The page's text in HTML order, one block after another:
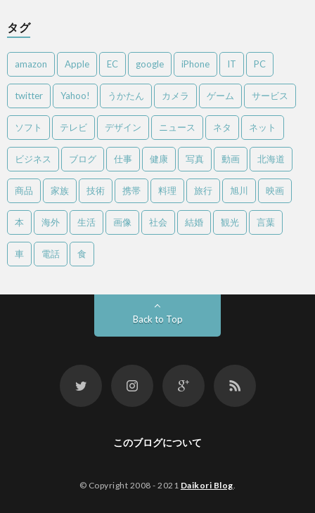
タグ
amazon Apple EC google iPhone IT PC
twitter Yahoo! うかたん カメラ ゲーム サービス
ソフト テレビ デザイン ニュース ネタ ネット
ビジネス ブログ 仕事 健康 写真 動画 北海道
商品 家族 技術 携帯 料理 旅行 旭川 映画
本 海外 生活 画像 社会 結婚 観光 言葉
車 電話 食
Back to Top
このブログについて
© Copyright 2008 - 2021 Daikori Blog.